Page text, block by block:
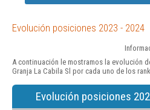
Evolución posiciones 2023 - 2024
A continuación le mostramos la evolución
Granja La Cabila Sl por cada uno de los
Evolución posiciones